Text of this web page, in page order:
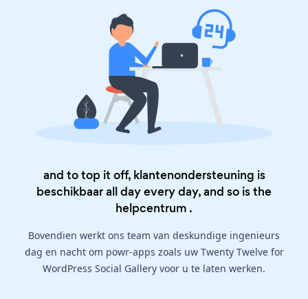
and to top it off, klantenondersteuning is
beschikbaar all day every day, and so is the
helpcentrum .
Bovendien werkt ons team van deskundige ingenieurs
dag en nacht om powr-apps zoals uw Twenty Twelve for
WordPress Social Gallery voor u te laten werken.